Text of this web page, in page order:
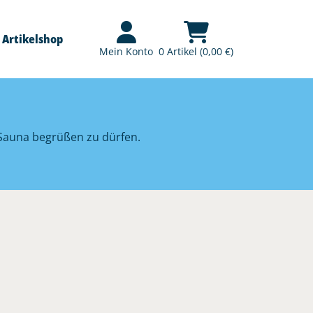
Artikelshop
Mein Konto 0 Artikel (0,00 €)
begrüßen zu dürfen.